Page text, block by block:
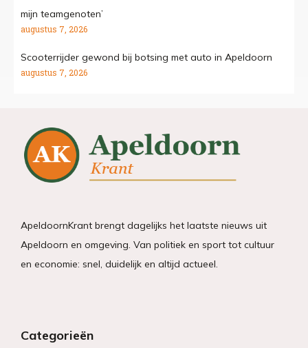
mijn teamgenoten’
augustus 7, 2026
Scooterrijder gewond bij botsing met auto in Apeldoorn
augustus 7, 2026
ApeldoornKrant brengt dagelijks het laatste nieuws uit
Apeldoorn en omgeving. Van politiek en sport tot cultuur
en economie: snel, duidelijk en altijd actueel.
Categorieën